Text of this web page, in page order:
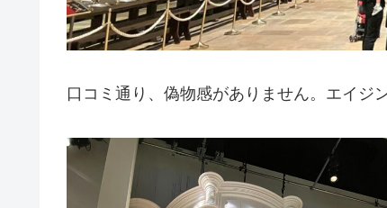
口コミ通り、偽物感がありません。エイジ